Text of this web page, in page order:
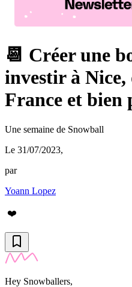
📆 Créer une
investir à
France et bien
Une semaine de Snowball
Le 31/07/2023,
par
Yoann Lopez
❤️
Hey Snowballers,